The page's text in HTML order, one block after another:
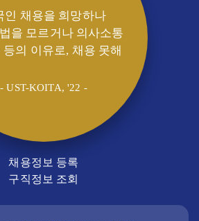
인 채용을 희망하나
을 모르거나 의사소통
등의 이유로, 채용 못해
- UST-KOITA, '22 -
채용정보 등록
구직정보 조회